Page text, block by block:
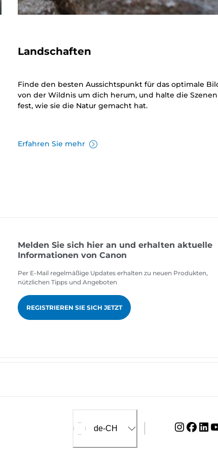
Landschaften
Finde den besten Aussichtspunkt für das optimale
von der Wildnis um dich herum, und halte die
fest, wie sie die Natur gemacht hat.
Erfahren Sie mehr
Melden Sie sich hier an und erhalten aktuelle
Informationen von Canon
Per E-Mail regelmäßige Updates erhalten zu neuen Produkten,
nützlichen Tipps und Angeboten
REGISTRIEREN SIE SICH JETZT
de-CH